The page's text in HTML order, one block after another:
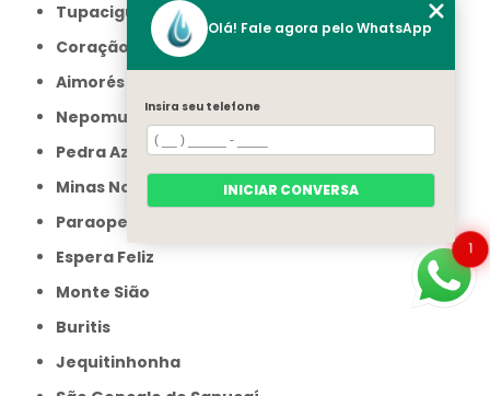
Tupaciguara
Coração de Jesus
Aimorés
Nepomuceno
Pedra Azul
Minas Novas
Paraopeba
Espera Feliz
Monte Sião
Buritis
Jequitinhonha
1
Olá! Fale agora pelo WhatsApp
Insira seu telefone
INICIAR CONVERSA